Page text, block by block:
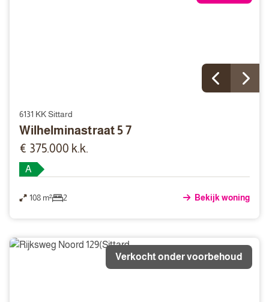
6131 KK Sittard
Wilhelminastraat 5 7
€ 375.000 k.k.
A
108 m² 2 Bekijk woning
Verkocht onder voorbehoud